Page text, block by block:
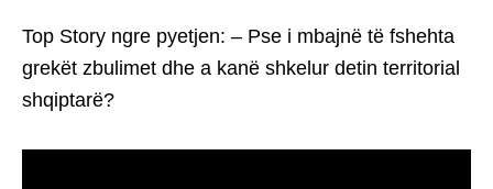
Top Story ngre pyetjen: – Pse i mbajnë të fshehta
grekët zbulimet dhe a kanë shkelur detin territorial
shqiptarë?